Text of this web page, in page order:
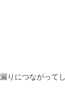
りにつながって